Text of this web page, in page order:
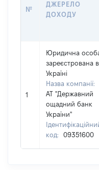
№
ДЖЕРЕЛО
ДОХОДУ
1
Юридична
зареєстрована в
Україні
Назва компанії:
АТ "Державний
ощадний банк
України"
код:
09351600